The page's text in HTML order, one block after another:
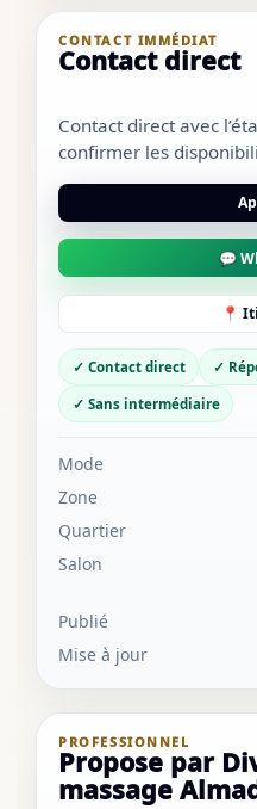
CONTACT IMMÉDIAT
Contact direct
Contact direct avec
confirmer les
💬
📍
✓ Contact direct ✓
✓ Sans intermédiaire
Mode
Zone
Quartier
Salon
Publié
Mise à jour
PROFESSIONNEL
Propose par
massage